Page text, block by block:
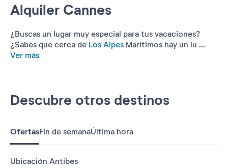
Alquiler Cannes
¿Buscas un lugar muy especial para tus vacaciones?
¿Sabes que cerca de Los Alpes Marítimos hay un lu ...
Ver más
Descubre otros destinos
OfertasFin de semanaÚltima hora
Ubicación Antibes